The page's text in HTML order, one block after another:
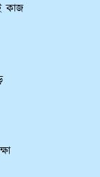
কাজ